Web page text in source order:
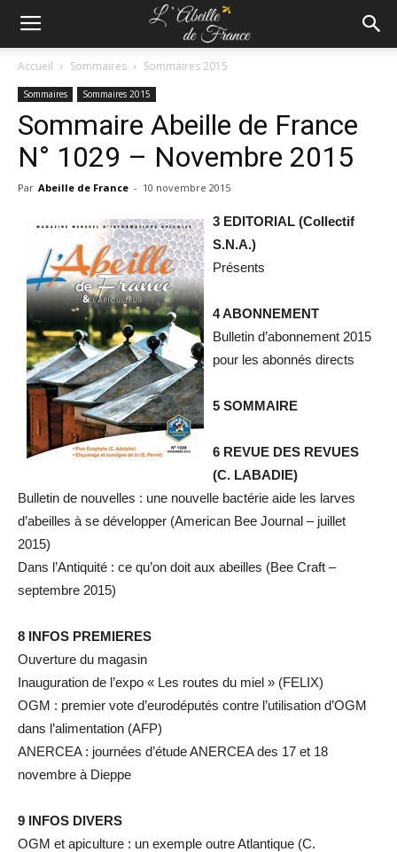
Accueil Sommaires Sommaires 2015
Sommaires Sommaires 2015
Sommaire Abeille de France
N° 1029 – Novembre 2015
Par Abeille de France - 10 novembre 2015
3 EDITORIAL (Collectif
S.N.A.)
Présents
4 ABONNEMENT
Bulletin d’abonnement 2015
pour les abonnés directs
5 SOMMAIRE
6 REVUE DES REVUES
(C. LABADIE)
Bulletin de nouvelles : une nouvelle bactérie aide les larves
d’abeilles à se développer (American Bee Journal – juillet
2015)
Dans l’Antiquité : ce qu’on doit aux abeilles (Bee Craft –
septembre 2015)
8 INFOS PREMIERES
Ouverture du magasin
Inauguration de l’expo « Les routes du miel » (FELIX)
OGM : premier vote d’eurodéputés contre l’utilisation d’OGM
dans l’alimentation (AFP)
ANERCEA : journées d’étude ANERCEA des 17 et 18
novembre à Dieppe
9 INFOS DIVERS
OGM et apiculture : un exemple outre Atlantique (C.